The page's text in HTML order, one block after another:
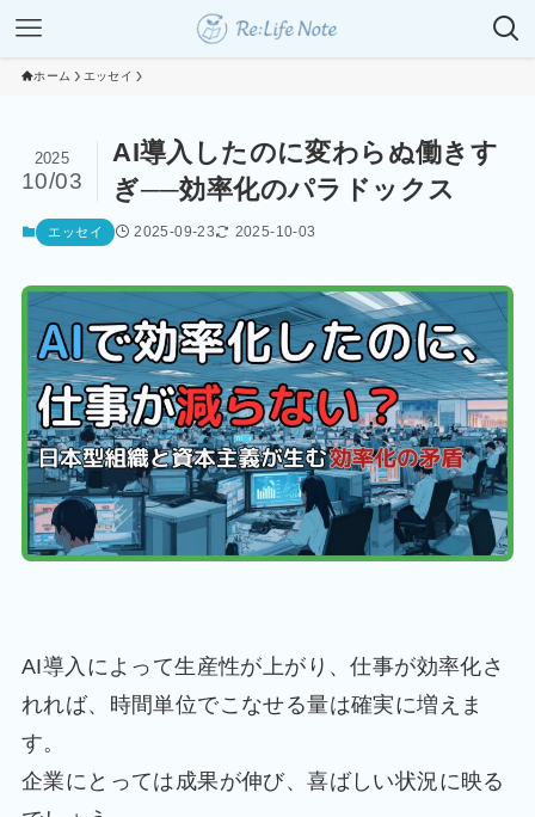
ホーム エッセイ
AI導入したのに変わらぬ働きす
ぎ──効率化のパラドックス
2025
10/03
エッセイ 2025-09-23 2025-10-03
AI導入によって生産性が上がり、仕事が効率化さ
れれば、時間単位でこなせる量は確実に増えま
す。
企業にとっては成果が伸び、喜ばしい状況に映る